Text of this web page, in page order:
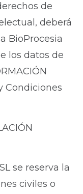
de
deberá
BioProcesia
los datos de
Condiciones
se reserva la
civiles o